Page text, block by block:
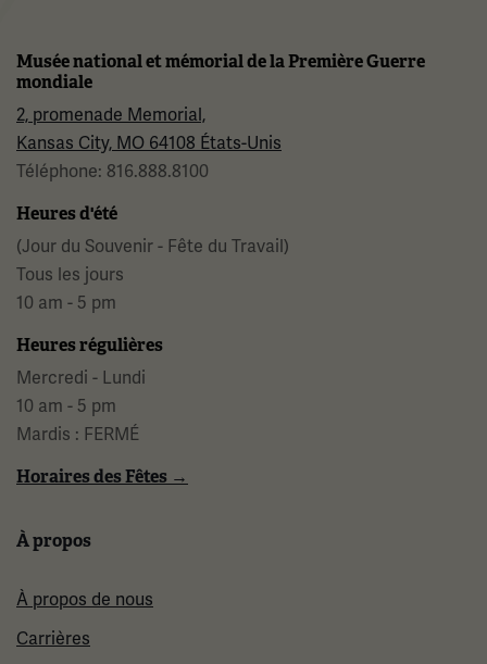
Musée national et mémorial de la Première Guerre
mondiale
2, promenade Memorial,
Kansas City, MO 64108 États-Unis
Téléphone: 816.888.8100
Heures d'été
(Jour du Souvenir - Fête du Travail)
Tous les jours
10 am - 5 pm
Heures régulières
Mercredi - Lundi
10 am - 5 pm
Mardis : FERMÉ
Horaires des Fêtes →
À propos
À propos de nous
Carrières